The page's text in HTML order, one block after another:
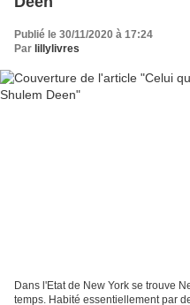
Publié le 30/11/2020 à 17:24
Par lillylivres
Dans l'Etat de New York se trouve
temps. Habité essentiellement par